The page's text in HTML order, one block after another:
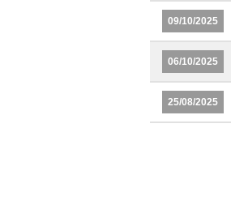
09/10/2025
06/10/2025
25/08/2025